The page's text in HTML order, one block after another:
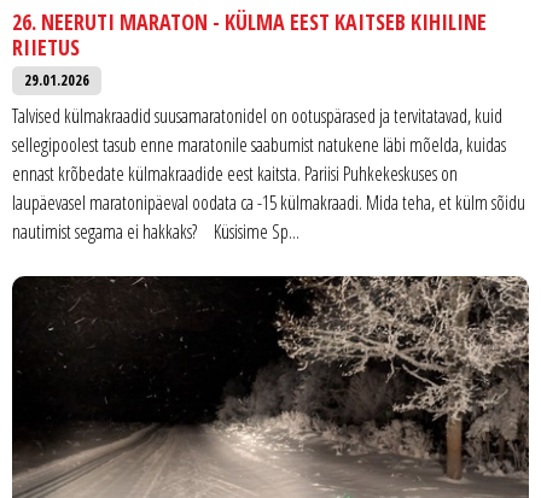
26. NEERUTI MARATON - KÜLMA EEST KAITSEB KIHILINE
RIIETUS
29.01.2026
Talvised külmakraadid suusamaratonidel on ootuspärased ja tervitatavad, kuid
sellegipoolest tasub enne maratonile saabumist natukene läbi mõelda, kuidas
ennast krõbedate külmakraadide eest kaitsta. Pariisi Puhkekeskuses on
laupäevasel maratonipäeval oodata ca -15 külmakraadi. Mida teha, et külm sõidu
nautimist segama ei hakkaks? Küsisime Sp...